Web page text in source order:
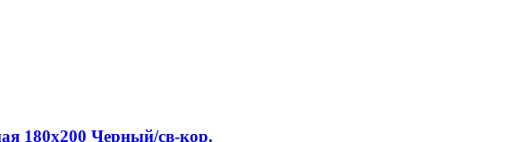
180х200 Черный/св-кор.